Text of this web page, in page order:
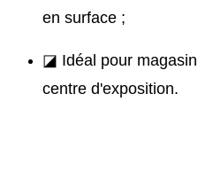
en surface ;
◪ Idéal pour
centre d'exposition.